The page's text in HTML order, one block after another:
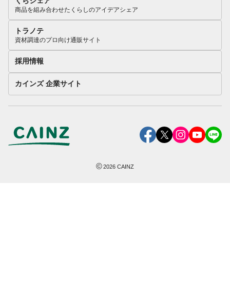
商品を組み合わせたくらしのアイデアシェア
トラノテ
資材調達のプロ向け通販サイト
採用情報
カインズ 企業サイト
©2026 CAINZ